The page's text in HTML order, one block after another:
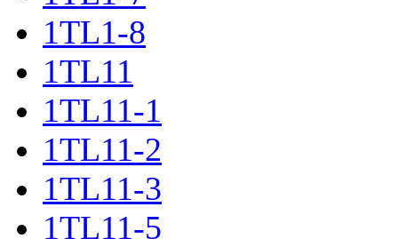
1TL1-8
1TL11
1TL11-1
1TL11-2
1TL11-3
1TL11-5